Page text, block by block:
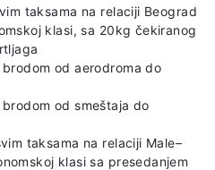
taksama na relaciji Beograd
klasi, sa 20kg čekiranog
od aerodroma do
od smeštaja do
taksama na relaciji Male–
klasi sa presedanjem